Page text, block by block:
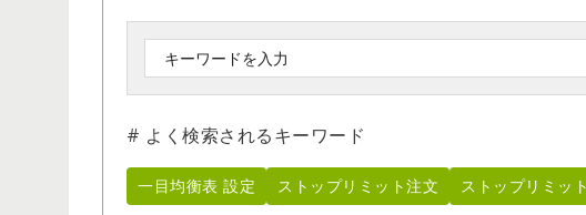
# よく検索されるキーワード
一目均衡表 設定 ストップリミット注文 ストップリミット